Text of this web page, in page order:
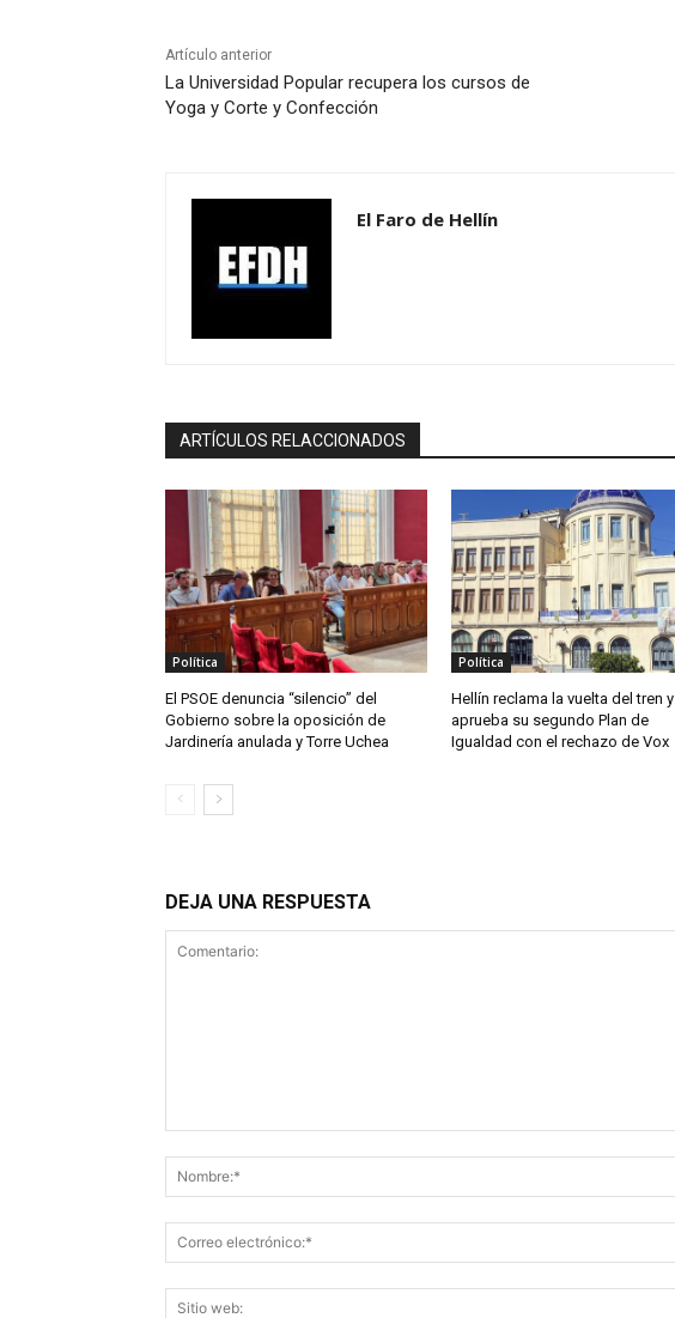
Artículo anterior
La Universidad Popular recupera los cursos de
Yoga y Corte y Confección
El Faro de Hellín
ARTÍCULOS RELACCIONADOS
Política
El PSOE denuncia “silencio” del
Gobierno sobre la oposición de
Jardinería anulada y Torre Uchea
Política
Hellín reclama la vuelta del tren y
aprueba su segundo Plan de
Igualdad con el rechazo de Vox
DEJA UNA RESPUESTA